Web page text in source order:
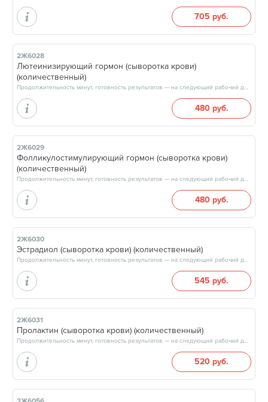
705 руб.
2Ж6028
Лютеинизирующий гормон (сыворотка крови)
(количественный)
Продолжительность минут, готовность результатов — на следующий рабочий день, после 17:00
480 руб.
2Ж6029
Фолликулостимулирующий гормон (сыворотка крови)
(количественный)
Продолжительность минут, готовность результатов — на следующий рабочий день, после 17:00
480 руб.
2Ж6030
Эстрадиол (сыворотка крови) (количественный)
Продолжительность минут, готовность результатов — на следующий рабочий день, после 17:00
545 руб.
2Ж6031
Пролактин (сыворотка крови) (количественный)
Продолжительность минут, готовность результатов — на следующий рабочий день, после 17:00
520 руб.